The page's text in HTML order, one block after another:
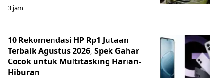
3 jam
10 Rekomendasi HP Rp1 Jutaan
Terbaik Agustus 2026, Spek Gahar
Cocok untuk Multitasking Harian-
Hiburan